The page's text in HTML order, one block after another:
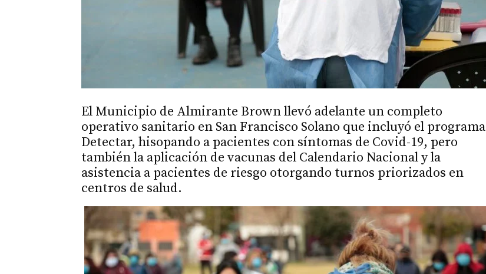
El Municipio de Almirante Brown llevó adelante un completo
operativo sanitario en San Francisco Solano que incluyó el programa
Detectar, hisopando a pacientes con síntomas de Covid-19, pero
también la aplicación de vacunas del Calendario Nacional y la
asistencia a pacientes de riesgo otorgando turnos priorizados en
centros de salud.